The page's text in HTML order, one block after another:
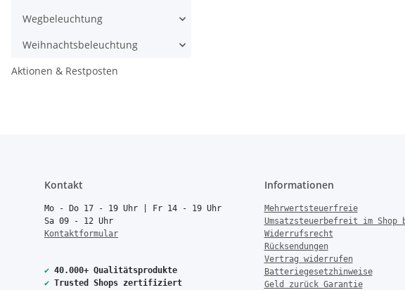
Wegbeleuchtung
Weihnachtsbeleuchtung
Aktionen & Restposten
Kontakt
Mo - Do 17 - 19 Uhr | Fr 14 - 19 Uhr
Sa 09 - 12 Uhr
Kontaktformular
✔ 40.000+ Qualitätsprodukte
✔ Trusted Shops zertifiziert
Informationen
Mehrwertsteuerfreie
Umsatzsteuerbefreit im Shop
Widerrufsrecht
Rücksendungen
Vertrag widerrufen
Batteriegesetzhinweise
Geld zurück Garantie